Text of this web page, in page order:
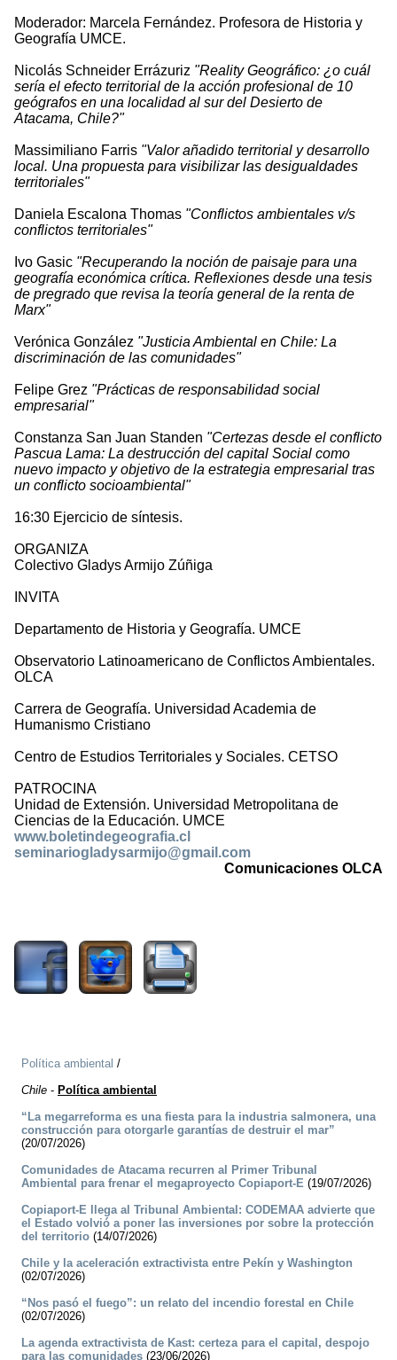
Moderador: Marcela Fernández. Profesora de Historia y
Geografía UMCE.
Nicolás Schneider Errázuriz "Reality Geográfico: ¿o cuál
sería el efecto territorial de la acción profesional de 10
geógrafos en una localidad al sur del Desierto de
Atacama, Chile?"
Massimiliano Farris "Valor añadido territorial y desarrollo
local. Una propuesta para visibilizar las desigualdades
territoriales"
Daniela Escalona Thomas "Conflictos ambientales v/s
conflictos territoriales"
Ivo Gasic "Recuperando la noción de paisaje para una
geografía económica crítica. Reflexiones desde una tesis
de pregrado que revisa la teoría general de la renta de
Marx"
Verónica González "Justicia Ambiental en Chile: La
discriminación de las comunidades"
Felipe Grez "Prácticas de responsabilidad social
empresarial"
Constanza San Juan Standen "Certezas desde el conflicto
Pascua Lama: La destrucción del capital Social como
nuevo impacto y objetivo de la estrategia empresarial tras
un conflicto socioambiental"
16:30 Ejercicio de síntesis.
ORGANIZA
Colectivo Gladys Armijo Zúñiga
INVITA
Departamento de Historia y Geografía. UMCE
Observatorio Latinoamericano de Conflictos Ambientales.
OLCA
Carrera de Geografía. Universidad Academia de
Humanismo Cristiano
Centro de Estudios Territoriales y Sociales. CETSO
PATROCINA
Unidad de Extensión. Universidad Metropolitana de
Ciencias de la Educación. UMCE
www.boletindegeografia.cl
seminariogladysarmijo@gmail.com
Comunicaciones OLCA
Política ambiental /
Chile - Política ambiental
“La megarreforma es una fiesta para la industria salmonera, una
construcción para otorgarle garantías de destruir el mar”
(20/07/2026)
Comunidades de Atacama recurren al Primer Tribunal
Ambiental para frenar el megaproyecto Copiaport-E (19/07/2026)
Copiaport-E llega al Tribunal Ambiental: CODEMAA advierte que
el Estado volvió a poner las inversiones por sobre la protección
del territorio (14/07/2026)
Chile y la aceleración extractivista entre Pekín y Washington
(02/07/2026)
“Nos pasó el fuego”: un relato del incendio forestal en Chile
(02/07/2026)
La agenda extractivista de Kast: certeza para el capital, despojo
para las comunidades (23/06/2026)